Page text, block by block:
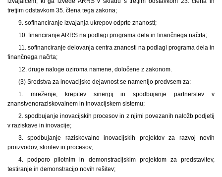
tretjim odstavkom 35. člena tega zakona;
9. sofinanciranje izvajanja ukrepov odprte znanosti;
10. financiranje ARRS na podlagi programa dela in finančnega načrta;
11. sofinanciranje delovanja centra znanosti na podlagi programa dela in
finančnega načrta;
12. druge naloge oziroma namene, določene z zakonom.
(3) Sredstva za inovacijsko dejavnost se namenijo predvsem za:
1. mreženje, krepitev sinergij in spodbujanje partnerstev v
znanstvenoraziskovalnem in inovacijskem sistemu;
2. spodbujanje inovacijskih procesov in z njimi povezanih naložb podjetij
v raziskave in inovacije;
3. spodbujanje raziskovalno inovacijskih projektov za razvoj novih
proizvodov, storitev in procesov;
4. podporo pilotnim in demonstracijskim projektom za predstavitev,
testiranje in demonstracijo novih rešitev;